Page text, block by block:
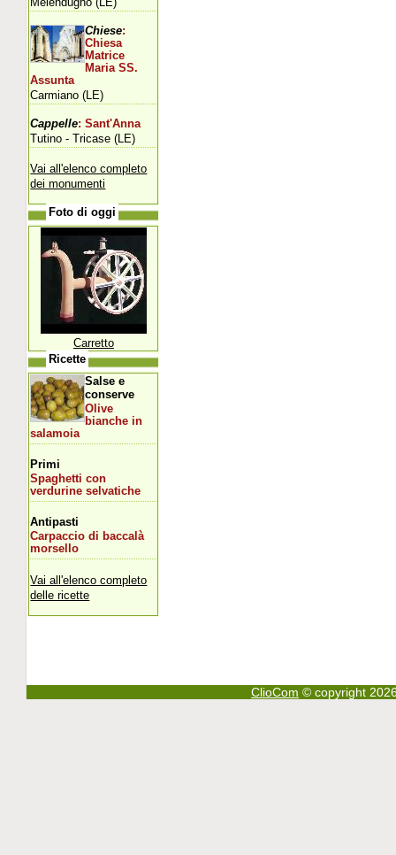
Chiese:
Chiesa
Matrice
Maria SS.
Assunta
Carmiano (LE)
Cappelle: Sant'Anna
Tutino - Tricase (LE)
Vai all'elenco completo
dei monumenti
Foto di oggi
Carretto
Ricette
Salse e
conserve
Olive
bianche in
salamoia
Primi
Spaghetti con
verdurine selvatiche
Antipasti
Carpaccio di baccalà
morsello
Vai all'elenco completo
delle ricette
ClioCom © copyright